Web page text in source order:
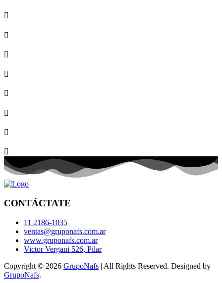
CONTÁCTATE
11 2186-1035
ventas@gruponafs.com.ar
www.gruponafs.com.ar
Victor Vergani 526, Pilar
Copyright © 2026 GrupoNafs | All Rights Reserved. Designed by
GrupoNafs.